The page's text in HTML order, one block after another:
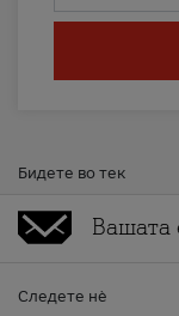
Бидете во тек
Следете нè